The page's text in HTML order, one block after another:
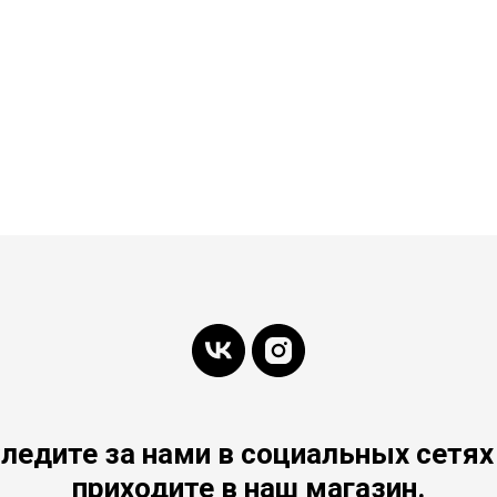
за нами в социальных
приходите в наш магазин.